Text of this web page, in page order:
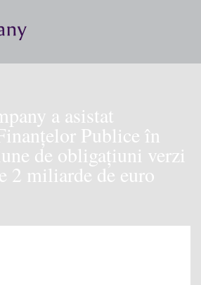
a asistat
Publice în
de obligațiuni verzi
2 miliarde de euro